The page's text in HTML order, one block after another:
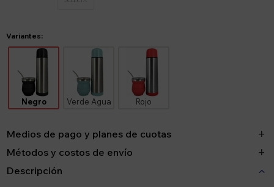
Variantes:
Negro Verde Agua Rojo
Medios de pago y planes de cuotas
Métodos y costos de envío
Descripción